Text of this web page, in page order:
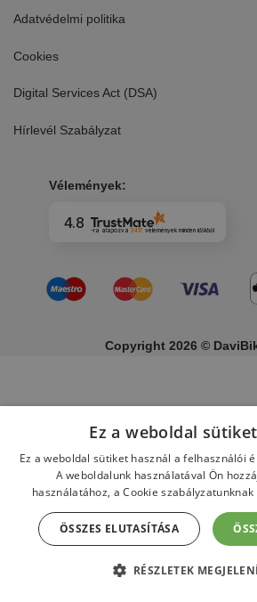
Adatvédelmi politika
Cookies
Digital Services Act (DSA)
Hírlevél Szabályzat
Vélemények:
4.8 -ra alapozva 3417 véleményekminden időkből
Copyright 2026 ©
Ez a weboldal
Ez a weboldal sütiket használ a felhasználói
A weboldalunk használatával Ön
használatához, a Cookie
ÖSSZES ELUTASÍTÁSA
RÉSZLETEK